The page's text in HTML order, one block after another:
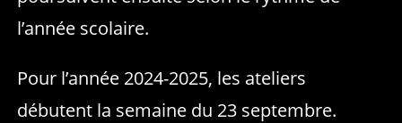
l’année scolaire.
Pour l’année 2024-2025, les ateliers
débutent la semaine du 23 septembre.